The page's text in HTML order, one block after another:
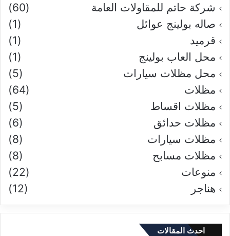
شركة حاتم للمقاولات العامة
(60)
صاله بولينج عوائل
(1)
قرميد
(1)
محل العاب بولينج
(1)
محل مظلات سيارات
(5)
مظلات
(64)
مظلات اقساط
(5)
مظلات حدائق
(6)
مظلات سيارات
(8)
مظلات مسابح
(8)
منوعات
(22)
هناجر
(12)
احدث المقالات